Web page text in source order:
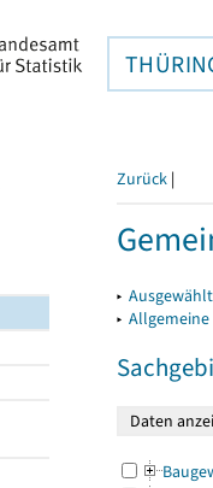
Zurück |
▸
▸